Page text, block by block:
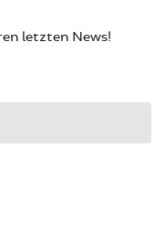
letzten News!